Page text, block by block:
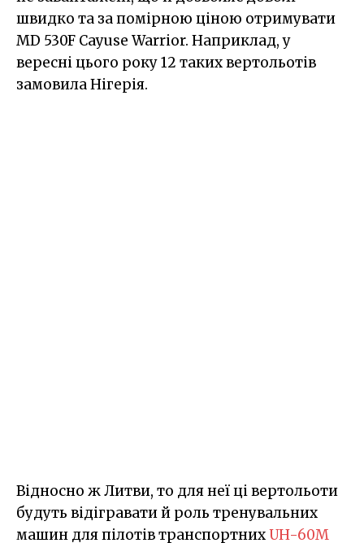
швидко та за помірною ціною отримувати
MD 530F Cayuse Warrior. Наприклад, у
вересні цього року 12 таких вертольотів
замовила Нігерія.
Відносно ж Литви, то для неї ці вертольоти
будуть відігравати й роль тренувальних
машин для пілотів транспортнихUH-60M